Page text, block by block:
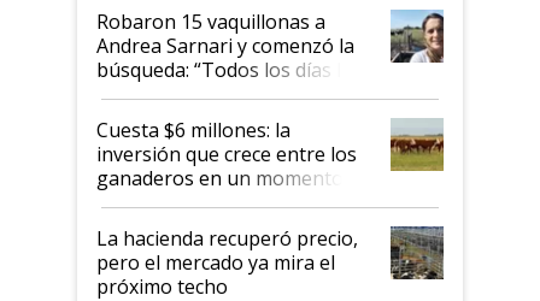
Robaron 15 vaquillonas a
Andrea Sarnari y comenzó la
búsqueda: “Todos los días le
toca a algún productor”
Cuesta $6 millones: la
inversión que crece entre los
ganaderos en un momento
histórico para la actividad
La hacienda recuperó precio,
pero el mercado ya mira el
próximo techo